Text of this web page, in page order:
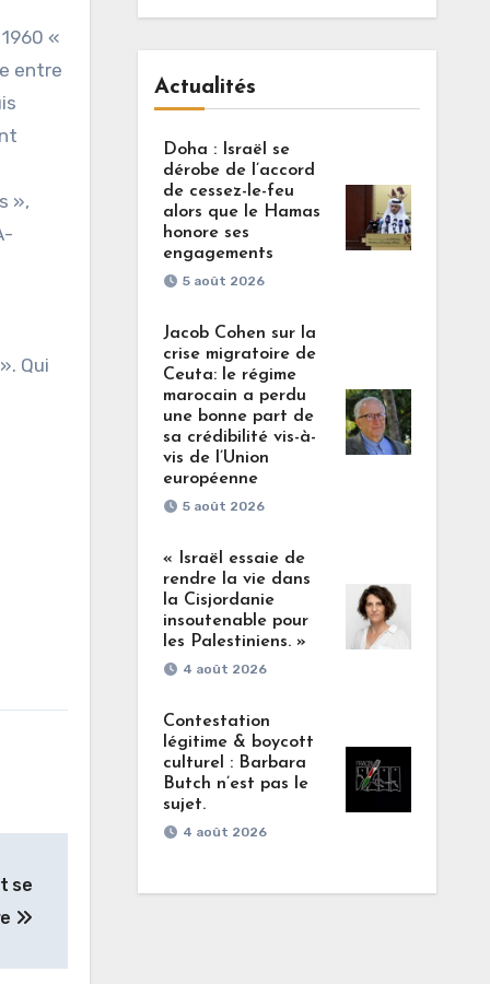
«
entre
»,
Qui
se
Actualités
Doha : Israël se
dérobe de l’accord
de cessez-le-feu
alors que le Hamas
honore ses
engagements
5 août 2026
Jacob Cohen sur la
crise migratoire de
Ceuta: le régime
marocain a perdu
une bonne part de
sa crédibilité vis-à-
vis de l’Union
européenne
5 août 2026
« Israël essaie de
rendre la vie dans
la Cisjordanie
insoutenable pour
les Palestiniens. »
4 août 2026
Contestation
légitime & boycott
culturel : Barbara
Butch n’est pas le
sujet.
4 août 2026